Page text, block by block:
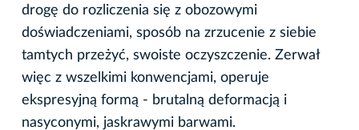
drogę do rozliczenia się z obozowymi
doświadczeniami, sposób na zrzucenie z siebie
tamtych przeżyć, swoiste oczyszczenie. Zerwał
więc z wszelkimi konwencjami, operuje
ekspresyjną formą - brutalną deformacją i
nasyconymi, jaskrawymi barwami.